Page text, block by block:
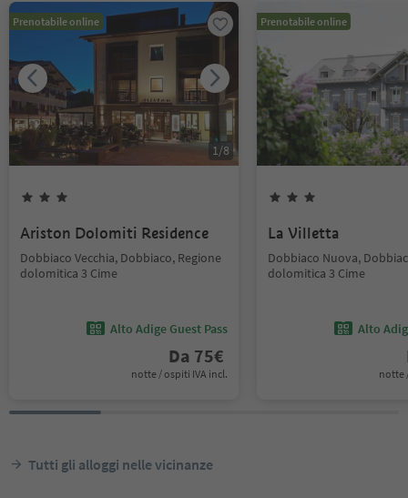
Prenotabile online
1/8
Ariston Dolomiti Residence
Dobbiaco Vecchia, Dobbiaco, Regione
dolomitica 3 Cime
Alto Adige Guest Pass
Da 75€
notte / ospiti IVA incl.
Prenotabile online
La Villetta
Dobbiaco Nuova,
dolomitica 3 Cime
Alto
notte
Tutti gli alloggi nelle vicinanze